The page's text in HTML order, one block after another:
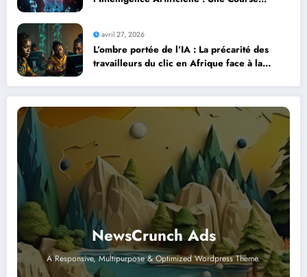
avril 27, 2026
L’ombre portée de l’IA : La précarité des
travailleurs du clic en Afrique face à la
NewsCrunch Ads
A Responsive, Multipurpose & Optimized Wordpress Theme.